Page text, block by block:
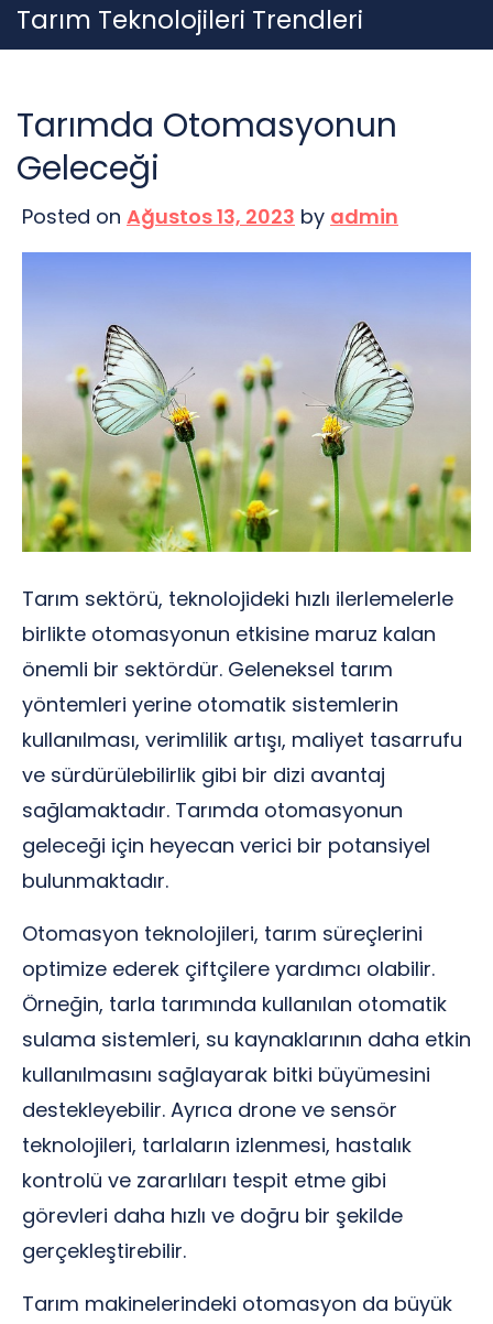
Skip
to
Tarım Teknolojileri Trendleri
Tarımda Otomasyonun
Geleceği
Posted on Ağustos 13, 2023 by admin
Tarım sektörü, teknolojideki hızlı ilerlemelerle
birlikte otomasyonun etkisine maruz kalan
önemli bir sektördür. Geleneksel tarım
yöntemleri yerine otomatik sistemlerin
kullanılması, verimlilik artışı, maliyet tasarrufu
ve sürdürülebilirlik gibi bir dizi avantaj
sağlamaktadır. Tarımda otomasyonun
geleceği için heyecan verici bir potansiyel
bulunmaktadır.
Otomasyon teknolojileri, tarım süreçlerini
optimize ederek çiftçilere yardımcı olabilir.
Örneğin, tarla tarımında kullanılan otomatik
sulama sistemleri, su kaynaklarının daha etkin
kullanılmasını sağlayarak bitki büyümesini
destekleyebilir. Ayrıca drone ve sensör
teknolojileri, tarlaların izlenmesi, hastalık
kontrolü ve zararlıları tespit etme gibi
görevleri daha hızlı ve doğru bir şekilde
gerçekleştirebilir.
Tarım makinelerindeki otomasyon da büyük